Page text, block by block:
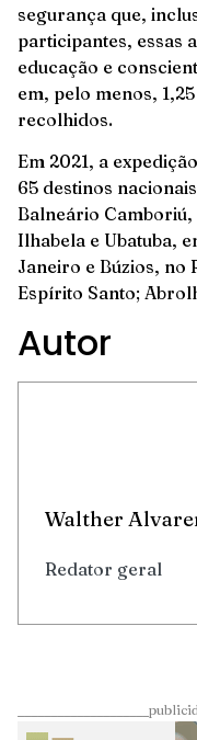
segurança que,
participantes, essas
educação e
em, pelo menos,
recolhidos.
Em 2021, a
65 destinos
Balneário Camboriú,
Ilhabela e Ubatuba,
Janeiro e Búzios, no
Espírito Santo;
Autor
Walther
Redator geral